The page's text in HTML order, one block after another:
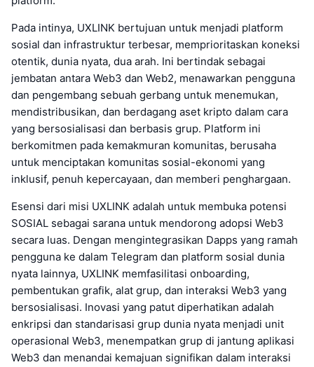
Pada intinya, UXLINK bertujuan untuk menjadi platform
sosial dan infrastruktur terbesar, memprioritaskan koneksi
otentik, dunia nyata, dua arah. Ini bertindak sebagai
jembatan antara Web3 dan Web2, menawarkan pengguna
dan pengembang sebuah gerbang untuk menemukan,
mendistribusikan, dan berdagang aset kripto dalam cara
yang bersosialisasi dan berbasis grup. Platform ini
berkomitmen pada kemakmuran komunitas, berusaha
untuk menciptakan komunitas sosial-ekonomi yang
inklusif, penuh kepercayaan, dan memberi penghargaan.
Esensi dari misi UXLINK adalah untuk membuka potensi
SOSIAL sebagai sarana untuk mendorong adopsi Web3
secara luas. Dengan mengintegrasikan Dapps yang ramah
pengguna ke dalam Telegram dan platform sosial dunia
nyata lainnya, UXLINK memfasilitasi onboarding,
pembentukan grafik, alat grup, dan interaksi Web3 yang
bersosialisasi. Inovasi yang patut diperhatikan adalah
enkripsi dan standarisasi grup dunia nyata menjadi unit
operasional Web3, menempatkan grup di jantung aplikasi
Web3 dan menandai kemajuan signifikan dalam interaksi